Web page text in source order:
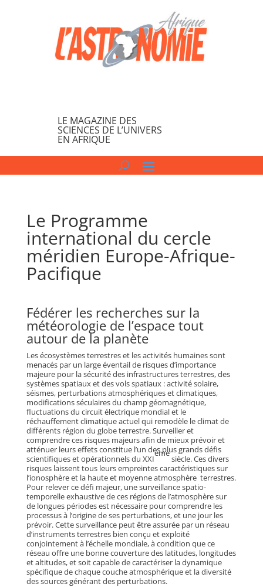
LE MAGAZINE DES
SCIENCES DE L’UNIVERS
EN AFRIQUE
Le Programme
international du cercle
méridien Europe-Afrique-
Pacifique
Fédérer les recherches sur la
météorologie de l’espace tout
autour de la planète
Les écosystèmes terrestres et les activités humaines sont
menacés par un large éventail de risques d’importance
majeure pour la sécurité des infrastructures terrestres, des
systèmes spatiaux et des vols spatiaux : activité solaire,
séismes, perturbations atmosphériques et climatiques,
modifications séculaires du champ géomagnétique,
fluctuations du circuit électrique mondial et le
réchauffement climatique actuel qui remodèle le climat de
différents région du globe terrestre. Surveiller et
comprendre ces risques majeurs afin de mieux prévoir et
atténuer leurs effets constitue l’un des plus grands défis
scientifiques et opérationnels du XXI
ème
siècle. Ces divers
risques laissent tous leurs empreintes caractéristiques sur
l’ionosphère et la haute et moyenne atmosphère terrestres.
Pour relever ce défi majeur, une surveillance spatio-
temporelle exhaustive de ces régions de l’atmosphère sur
de longues périodes est nécessaire pour comprendre les
processus à l’origine de ses perturbations, et une jour les
prévoir. Cette surveillance peut être assurée par un réseau
d’instruments terrestres bien conçu et exploité
conjointement à l’échelle mondiale, à condition que ce
réseau offre une bonne couverture des latitudes, longitudes
et altitudes, et soit capable de caractériser la dynamique
spécifique de chaque couche atmosphérique et la diversité
des sources générant des perturbations.